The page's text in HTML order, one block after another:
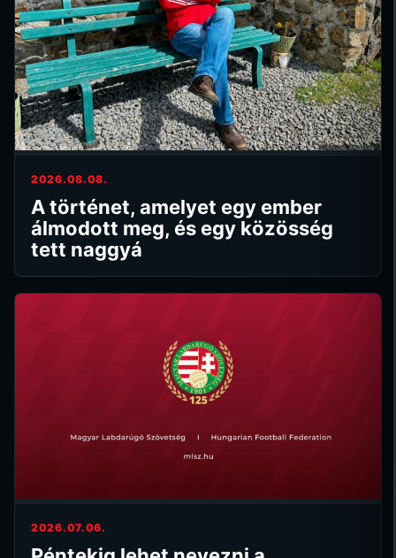
2026.08.08.
A történet, amelyet egy ember
álmodott meg, és egy közösség
tett naggyá
2026.07.06.